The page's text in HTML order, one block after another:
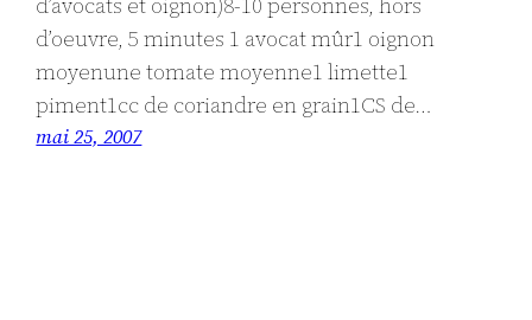
d’oeuvre, 5 minutes 1 avocat mûr1 oignon
moyenune tomate moyenne1 limette1
piment1cc de coriandre en grain1CS de…
mai 25, 2007